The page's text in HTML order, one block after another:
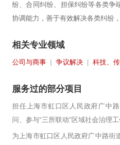
纷、合同纠纷、担保纠纷等各类争
协调能力，善于有效解决各类纠纷
相关专业领域
公司与商事 | 争议解决 | 科技、
服务过的部分项目
担任上海市虹口区人民政府广中
问、参与“三所联动”区域社会治理工
为上海市虹口区人民政府广中路街